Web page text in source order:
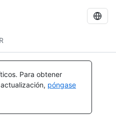
Para obtener
póngase